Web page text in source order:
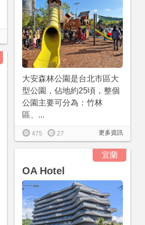
大安森林公園是台北市區大
型公園，佔地約25頃，整個
公園主要可分為：竹林
區、...
更多資訊
475 27
宜蘭
OA Hotel